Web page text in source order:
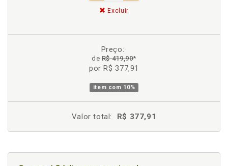
Excluir
Preço:
deR$ 419,90*
por R$ 377,91
item com 10%
Valor total: R$ 377,91